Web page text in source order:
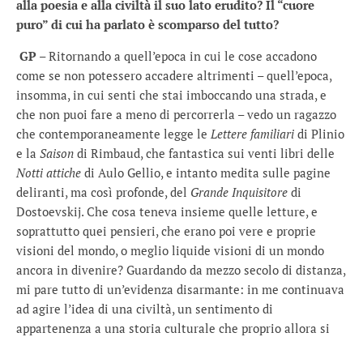
alla poesia e alla civiltà il suo lato erudito? Il “cuore
puro” di cui ha parlato è scomparso del tutto?
GP – Ritornando a quell’epoca in cui le cose accadono
come se non potessero accadere altrimenti – quell’epoca,
insomma, in cui senti che stai imboccando una strada, e
che non puoi fare a meno di percorrerla – vedo un ragazzo
che contemporaneamente legge le Lettere familiari di Plinio
e la Saison di Rimbaud, che fantastica sui venti libri delle
Notti attiche di Aulo Gellio, e intanto medita sulle pagine
deliranti, ma così profonde, del Grande Inquisitore di
Dostoevskij. Che cosa teneva insieme quelle letture, e
soprattutto quei pensieri, che erano poi vere e proprie
visioni del mondo, o meglio liquide visioni di un mondo
ancora in divenire? Guardando da mezzo secolo di distanza,
mi pare tutto di un’evidenza disarmante: in me continuava
ad agire l’idea di una civiltà, un sentimento di
appartenenza a una storia culturale che proprio allora si